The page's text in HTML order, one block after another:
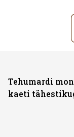
Tehumardi
kaeti